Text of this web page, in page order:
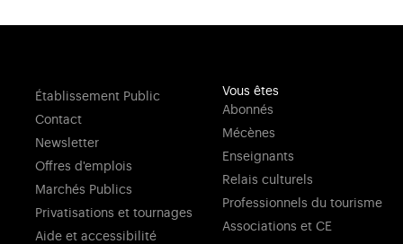
Établissement Public
Contact
Newsletter
Offres d'emplois
Marchés Publics
Privatisations et tournages
Aide et accessibilité
Vous êtes
Abonnés
Mécènes
Enseignants
Relais culturels
Professionnels du tourisme
Associations et CE